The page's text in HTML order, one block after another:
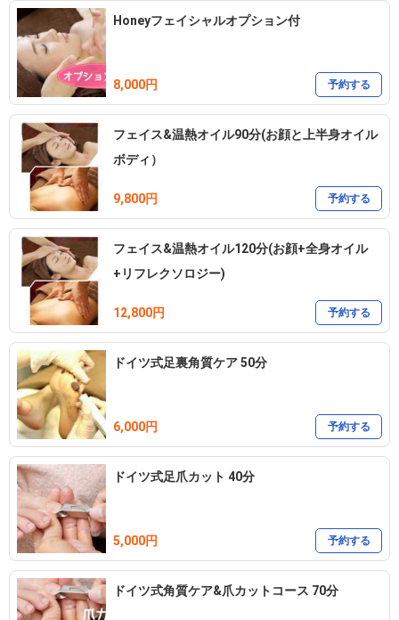
Honeyフェイシャルオプション付
8,000円 予約する
フェイス&温熱オイル90分(お顔と上半身オイル
ボディ）
9,800円 予約する
フェイス&温熱オイル120分(お顔+全身オイル
+リフレクソロジー)
12,800円 予約する
ドイツ式足裏角質ケア 50分
6,000円 予約する
ドイツ式足爪カット 40分
5,000円 予約する
ドイツ式角質ケア&爪カットコース 70分